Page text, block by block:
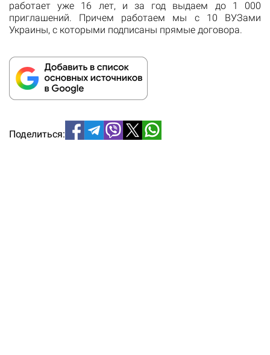
работает уже 16 лет, и за год выдаем до 1 000
приглашений. Причем работаем мы с 10 ВУЗами
Украины, с которыми подписаны прямые договора.
Поделиться: